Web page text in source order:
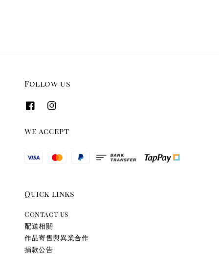
Follow us
We accept
Quick links
Contact us
配送相關
作品寄售與異業合作
捐款公告